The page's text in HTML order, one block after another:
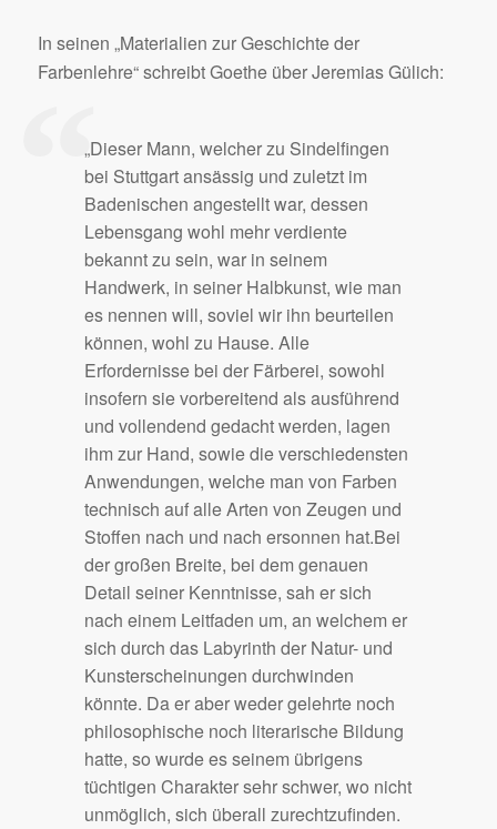
In seinen „Materialien zur Geschichte der
Farbenlehre“ schreibt Goethe über Jeremias Gülich:
„Dieser Mann, welcher zu Sindelfingen
bei Stuttgart ansässig und zuletzt im
Badenischen angestellt war, dessen
Lebensgang wohl mehr verdiente
bekannt zu sein, war in seinem
Handwerk, in seiner Halbkunst, wie man
es nennen will, soviel wir ihn beurteilen
können, wohl zu Hause. Alle
Erfordernisse bei der Färberei, sowohl
insofern sie vorbereitend als ausführend
und vollendend gedacht werden, lagen
ihm zur Hand, sowie die verschiedensten
Anwendungen, welche man von Farben
technisch auf alle Arten von Zeugen und
Stoffen nach und nach ersonnen hat.Bei
der großen Breite, bei dem genauen
Detail seiner Kenntnisse, sah er sich
nach einem Leitfaden um, an welchem er
sich durch das Labyrinth der Natur- und
Kunsterscheinungen durchwinden
könnte. Da er aber weder gelehrte noch
philosophische noch literarische Bildung
hatte, so wurde es seinem übrigens
tüchtigen Charakter sehr schwer, wo nicht
unmöglich, sich überall zurechtzufinden.